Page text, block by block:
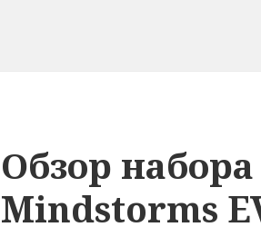
Обзор
Mindstorms